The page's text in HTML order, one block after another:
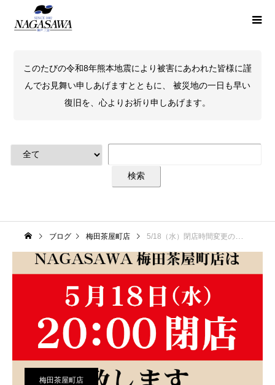
このたびの令和8年熊本地震により被害にあわれた皆様に謹
んでお見舞い申しあげますとともに、 被災地の一日も早い
復旧を、心よりお祈り申しあげます。
ブログ 梅田茶屋町店 5/18（水）閉店時間変更のお知らせ
梅田茶屋町店